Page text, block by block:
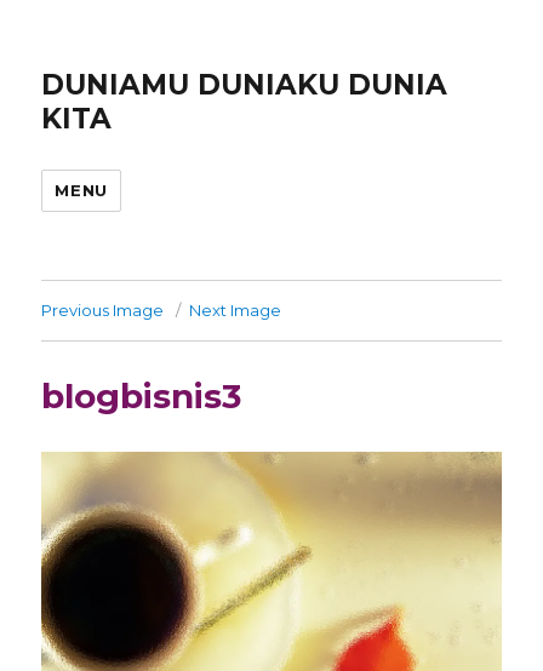
DUNIAMU DUNIAKU DUNIA
KITA
MENU
Previous Image Next Image
blogbisnis3